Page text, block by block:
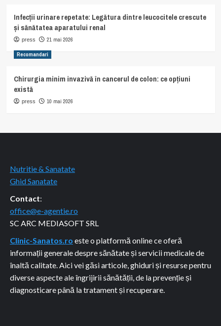
Infecții urinare repetate: Legătura dintre leucocitele crescute
și sănătatea aparatului renal
press 21 mai 2026
Recomandari
Chirurgia minim invazivă în cancerul de colon: ce opțiuni
există
press 10 mai 2026
Nutritie & Sanatate
Ghid Sanatate
Contact:
office@e-agentie.ro
SC ARC MEDIASOFT SRL
Clinic-Sanatos.ro este o platformă online ce oferă
informații generale despre sănătate și servicii medicale de
înaltă calitate. Aici vei găsi articole, ghiduri și resurse pentru
diverse aspecte ale îngrijirii sănătății, de la prevenție și
diagnosticare până la tratament și recuperare.